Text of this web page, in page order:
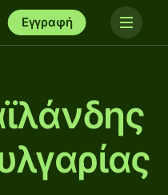
Εγγραφή